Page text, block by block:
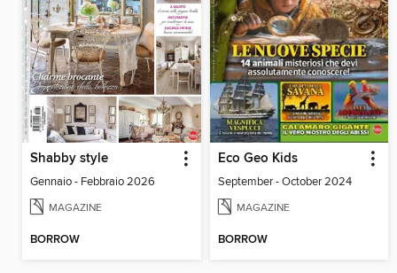
Shabby style
Gennaio - Febbraio 2026
MAGAZINE
BORROW
Eco Geo Kids
September - October 2024
MAGAZINE
BORROW